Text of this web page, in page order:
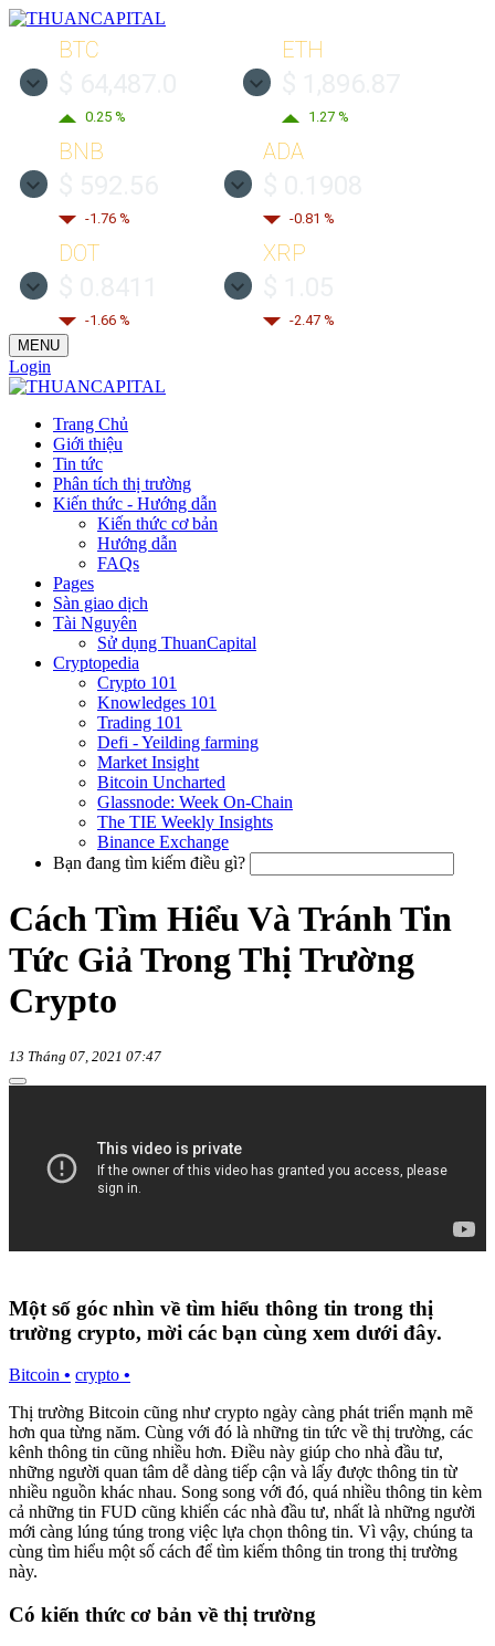
BTC
0.25 %
ETH
1.27 %
BNB
-1.76 %
ADA
-0.81 %
DOT
-1.66 %
XRP
-2.47 %
MENU
Login
Trang Chủ
Giới thiệu
Tin tức
Phân tích thị trường
Kiến thức - Hướng dẫn
Kiến thức cơ bản
Hướng dẫn
FAQs
Pages
Sàn giao dịch
Tài Nguyên
Sử dụng ThuanCapital
Cryptopedia
Crypto 101
Knowledges 101
Trading 101
Defi - Yeilding farming
Market Insight
Bitcoin Uncharted
Glassnode: Week On-Chain
The TIE Weekly Insights
Binance Exchange
Bạn đang tìm kiếm điều gì?
Cách Tìm Hiểu Và Tránh Tin
Tức Giả Trong Thị Trường
Crypto
13 Tháng 07, 2021 07:47
Một số góc nhìn về tìm hiểu thông tin trong thị
trường crypto, mời các bạn cùng xem dưới đây.
Bitcoin • crypto •
Thị trường Bitcoin cũng như crypto ngày càng phát triển mạnh mẽ
hơn qua từng năm. Cùng với đó là những tin tức về thị trường, các
kênh thông tin cũng nhiều hơn. Điều này giúp cho nhà đầu tư,
những người quan tâm dễ dàng tiếp cận và lấy được thông tin từ
nhiều nguồn khác nhau. Song song với đó, quá nhiều thông tin kèm
cả những tin FUD cũng khiến các nhà đầu tư, nhất là những người
mới càng lúng túng trong việc lựa chọn thông tin. Vì vậy, chúng ta
cùng tìm hiểu một số cách để tìm kiếm thông tin trong thị trường
này.
Có kiến thức cơ bản về thị trường